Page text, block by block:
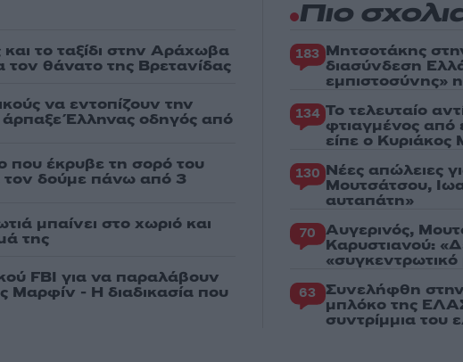
το ταξίδι στην Αράχωβα
τον θάνατο της Βρετανίδας
να εντοπίζουν την
Έλληνας οδηγός από
που έκρυβε τη σορό του
τον δούμε πάνω από 3
μπαίνει στο χωριό και
της
FBI για να παραλάβουν
Μαρφίν - Η διαδικασία που
Πιο
183 Μητσοτάκης
διασύνδεση
εμπιστοσύνης»
134 Το τελευταίο
φτιαγμένος από
είπε ο Κυριάκος
130 Νέες απώλειες
Μουτσάτσου,
αυταπάτη»
70 Αυγερινός,
Καρυστιανού:
63 Συνελήφθη
μπλόκο της
συντρίμμια του